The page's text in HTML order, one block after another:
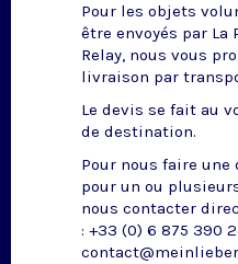
Pour les objets
être envoyés par La
Relay, nous vous
livraison par
Le devis se fait au
de destination.
Pour nous faire une
pour un ou
nous contacter
: +33 (0) 6 875 390